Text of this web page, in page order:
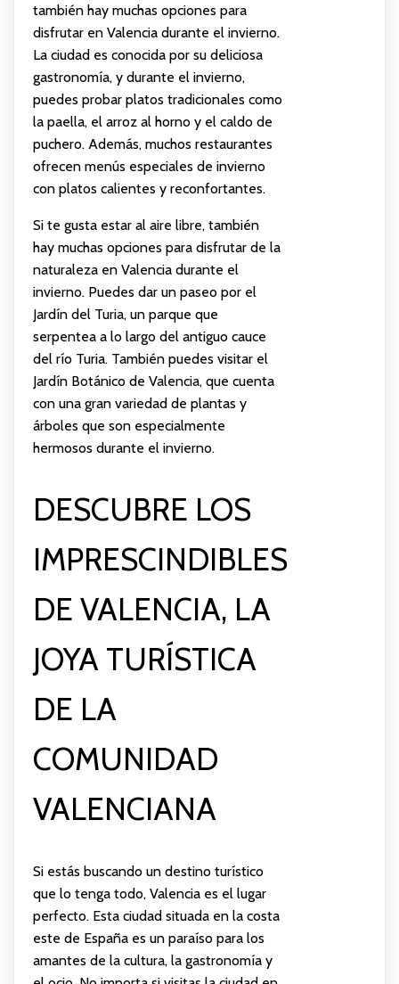
también hay muchas opciones para
disfrutar en Valencia durante el invierno.
La ciudad es conocida por su deliciosa
gastronomía, y durante el invierno,
puedes probar platos tradicionales como
la paella, el arroz al horno y el caldo de
puchero. Además, muchos restaurantes
ofrecen menús especiales de invierno
con platos calientes y reconfortantes.
Si te gusta estar al aire libre, también
hay muchas opciones para disfrutar de la
naturaleza en Valencia durante el
invierno. Puedes dar un paseo por el
Jardín del Turia, un parque que
serpentea a lo largo del antiguo cauce
del río Turia. También puedes visitar el
Jardín Botánico de Valencia, que cuenta
con una gran variedad de plantas y
árboles que son especialmente
hermosos durante el invierno.
DESCUBRE LOS
IMPRESCINDIBLES
DE VALENCIA, LA
JOYA TURÍSTICA
DE LA
COMUNIDAD
VALENCIANA
Si estás buscando un destino turístico
que lo tenga todo, Valencia es el lugar
perfecto. Esta ciudad situada en la costa
este de España es un paraíso para los
amantes de la cultura, la gastronomía y